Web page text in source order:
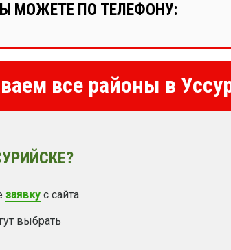
МОЖЕТЕ ПО ТЕЛЕФОНУ:
все районы в
заявку с сайта
выбрать